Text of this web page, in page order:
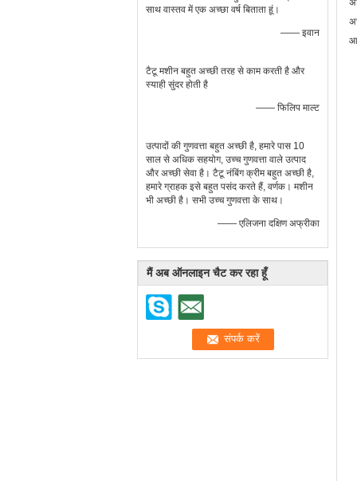
साथ वास्तव में एक अच्छा वर्ष बिताता हूं।
—— इवान
टैटू मशीन बहुत अच्छी तरह से काम करती है और
स्याही सुंदर होती है
—— फिलिप माल्ट
उत्पादों की गुणवत्ता बहुत अच्छी है, हमारे पास 10
साल से अधिक सहयोग, उच्च गुणवत्ता वाले उत्पाद
और अच्छी सेवा है। टैटू नंबिंग क्रीम बहुत अच्छी है,
हमारे ग्राहक इसे बहुत पसंद करते हैं, वर्णक। मशीन
भी अच्छी है। सभी उच्च गुणवत्ता के साथ।
—— एलिजना दक्षिण अफ्रीका
मैं अब ऑनलाइन चैट कर रहा हूँ